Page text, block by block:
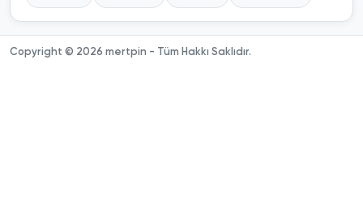
Copyright © 2026 mertpin - Tüm Hakkı Saklıdır.